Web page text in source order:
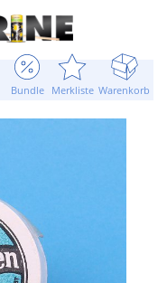
Bundle Merkliste Warenkorb